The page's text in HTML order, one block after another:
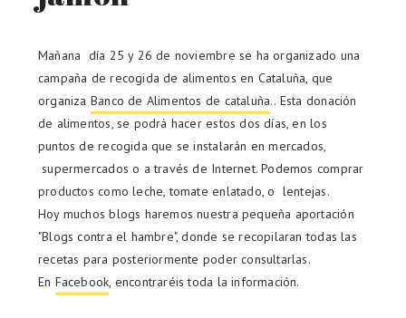
Mañana día 25 y 26 de noviembre se ha organizado una
campaña de recogida de alimentos en Cataluña, que
organiza Banco de Alimentos de cataluña.. Esta donación
de alimentos, se podrá hacer estos dos días, en los
puntos de recogida que se instalarán en mercados,
supermercados o a través de Internet. Podemos comprar
productos como leche, tomate enlatado, o lentejas.
Hoy muchos blogs haremos nuestra pequeña aportación
"Blogs contra el hambre", donde se recopilaran todas las
recetas para posteriormente poder consultarlas.
En Facebook, encontraréis toda la información.